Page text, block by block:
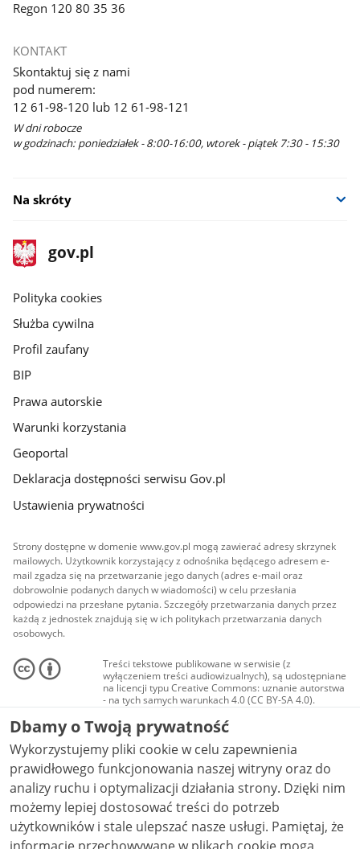
Regon 120 80 35 36
KONTAKT
Skontaktuj się z nami
pod numerem:
12 61-98-120 lub 12 61-98-121
W dni robocze
w godzinach: poniedziałek - 8:00-16:00, wtorek - piątek 7:30 - 15:30
Na skróty
stopka
gov.pl
Strona
gov.pl
gov.pl
Polityka cookies
Służba cywilna
Profil zaufany
BIP
Prawa autorskie
Warunki korzystania
Geoportal
Deklaracja dostępności serwisu Gov.pl
Ustawienia prywatności
Strony dostępne w domenie www.gov.pl mogą zawierać adresy skrzynek
mailowych. Użytkownik korzystający z odnośnika będącego adresem e-
mail zgadza się na przetwarzanie jego danych (adres e-mail oraz
dobrowolnie podanych danych w wiadomości) w celu przesłania
odpowiedzi na przesłane pytania. Szczegóły przetwarzania danych przez
każdą z jednostek znajdują się w ich politykach przetwarzania danych
osobowych.
Treści tekstowe publikowane w serwisie (z
wyłączeniem treści audiowizualnych), są udostępniane
na licencji typu Creative Commons: uznanie autorstwa
- na tych samych warunkach 4.0 (CC BY-SA 4.0).
Materiały audiowizualne, w tym zdjęcia, materiały
audio i wideo, są udostępniane na licencji typu
Creative Commons: uznanie autorstwa użycie
niekomercyjne - bez utworów zależnych 4.0 (CC BY-
NC-ND 4.0), o ile nie jest to stwierdzone inaczej.
Dbamy o Twoją prywatność
Wykorzystujemy pliki cookie w celu zapewnienia
prawidłowego funkcjonowania naszej witryny oraz do
analizy ruchu i optymalizacji działania strony. Dzięki nim
możemy lepiej dostosować treści do potrzeb
użytkowników i stale ulepszać nasze usługi. Pamiętaj, że